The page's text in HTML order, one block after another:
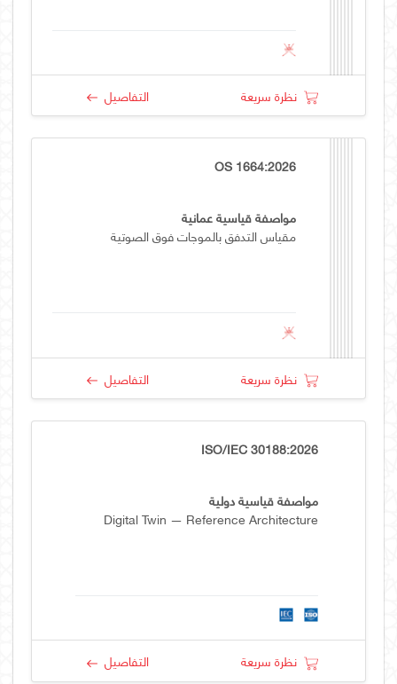
نظرة سريعة التفاصيل
OS 1664:2026
مواصفة قياسية عمانية
مقياس التدفق بالموجات فوق الصوتية
نظرة سريعة التفاصيل
ISO/IEC 30188:2026
مواصفة قياسية دولية
Digital Twin — Reference Architecture
نظرة سريعة التفاصيل